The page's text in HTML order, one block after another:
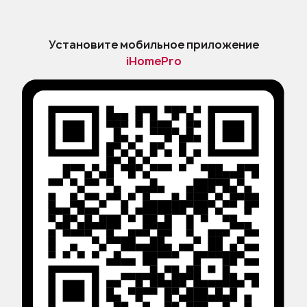
защиты персональных данных
Правила применения
рекомендательных технологий
Установите мобильное приложение
iHomePro